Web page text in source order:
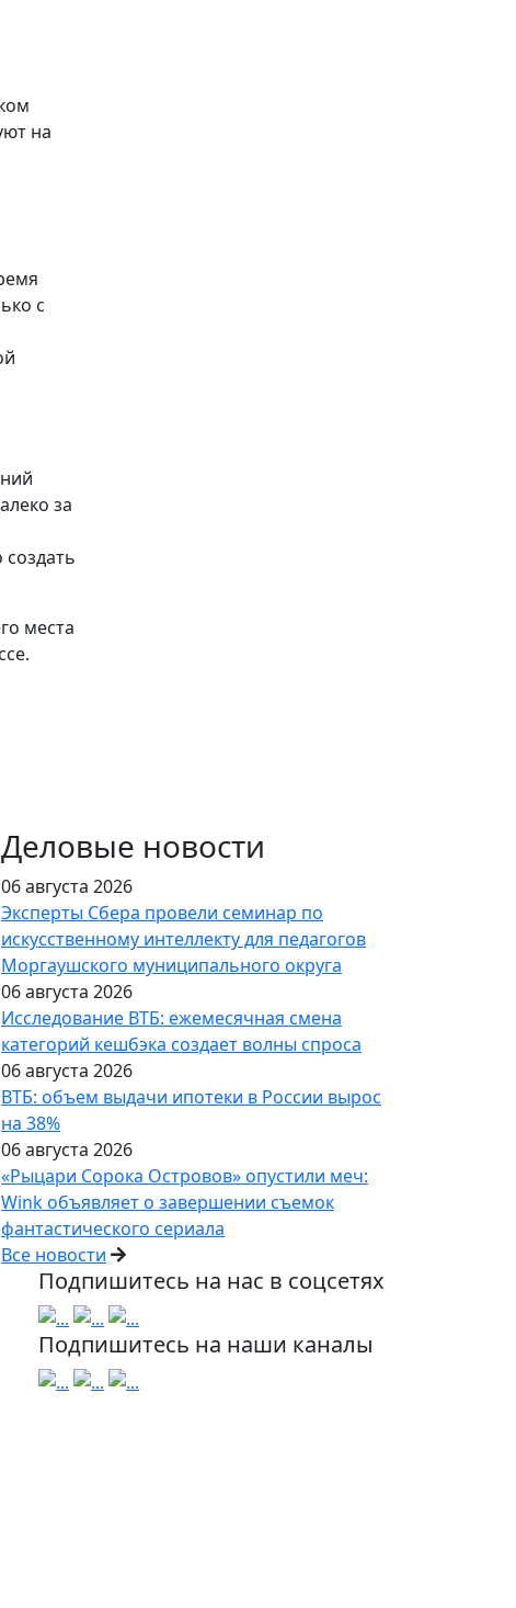
на
с
за
места
Деловые новости
06 августа 2026
Эксперты Сбера провели семинар по
искусственному интеллекту для педагогов
Моргаушского муниципального округа
06 августа 2026
Исследование ВТБ: ежемесячная смена
категорий кешбэка создает волны спроса
06 августа 2026
ВТБ: объем выдачи ипотеки в России вырос
на 38%
06 августа 2026
«Рыцари Сорока Островов» опустили меч:
Wink объявляет о завершении съемок
фантастического сериала
Все новости
Подпишитесь на нас в соцсетях
Подпишитесь на наши каналы